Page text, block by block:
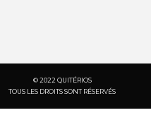
© 2022 QUITÉRIOS
TOUS LES DROITS SONT RÉSERVÉS